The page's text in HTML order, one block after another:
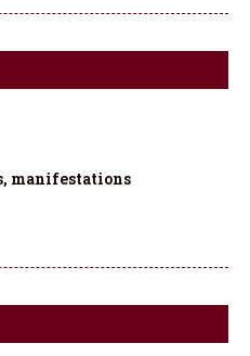
manifestations